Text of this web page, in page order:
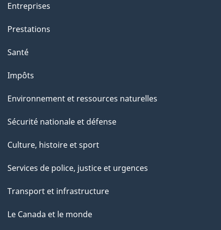
Entreprises
Prestations
Santé
Impôts
Environnement et ressources naturelles
Sécurité nationale et défense
Culture, histoire et sport
Services de police, justice et urgences
Transport et infrastructure
Le Canada et le monde